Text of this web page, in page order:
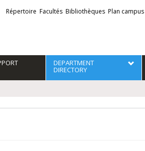
Liens
externes
Répertoire Facultés Bibliothèques Plan campus
DEPARTMENT
DIRECTORY